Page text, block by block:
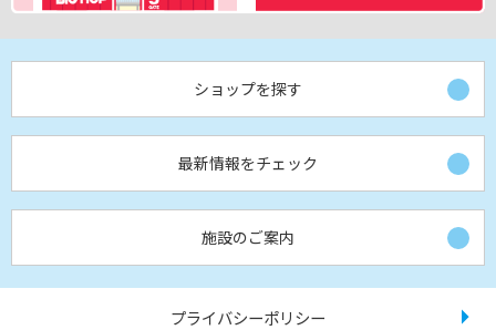
ショップを探す
最新情報をチェック
施設のご案内
プライバシーポリシー